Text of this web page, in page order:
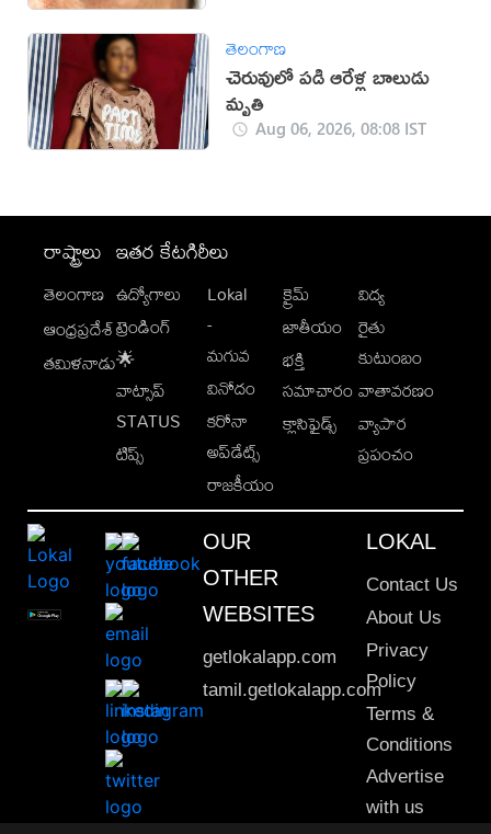
తెలంగాణ
చెరువులో పడి ఆరేళ్ల బాలుడు
మృతి
Aug 06, 2026, 08:08 IST
రాష్ట్రాలు
తెలంగాణ
ఆంధ్రప్రదేశ్
తమిళనాడు
ఇతర కేటగిరీలు
ఉద్యోగాలు
ట్రెండింగ్
🌟
వాట్సాప్
STATUS
టిప్స్
Lokal
-
మగువ
వినోదం
కరోనా
అప్‌డేట్స్
రాజకీయం
క్రైమ్
జాతీయం
భక్తి
సమాచారం
క్లాసిఫైడ్స్
విద్య
రైతు
కుటుంబం
వాతావరణం
వ్యాపార
ప్రపంచం
OUR
OTHER
WEBSITES
getlokalapp.com
tamil.getlokalapp.com
LOKAL
Contact Us
About Us
Privacy
Policy
Terms &
Conditions
Advertise
with us